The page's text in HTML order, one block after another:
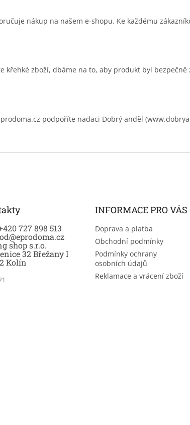
nákup na našem e-shopu. Ke každému
křehké zboží, dbáme na to, aby produkt byl bezpečně
podpoříte nadaci Dobrý anděl
727 898 513
shop s.r.o.
32 Břežany I
Kolín
INFORMACE PRO VÁS
Doprava a platba
Obchodní podmínky
Podmínky ochrany
osobních údajů
Reklamace a vrácení zboží